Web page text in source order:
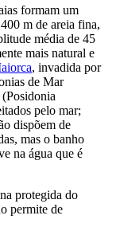
formam um
m de areia fina,
média de 45
mais natural e
, invadida por
de Mar
(Posidonia
pelo mar;
dispõem de
mas o banho
na água que é
protegida do
permite de